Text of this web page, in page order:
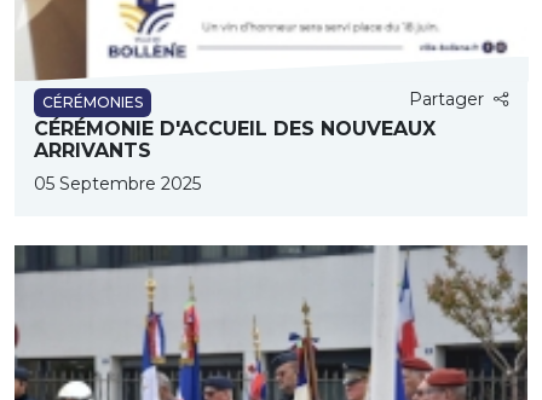
CÉRÉMONIES Partager
CÉRÉMONIE D'ACCUEIL DES NOUVEAUX
ARRIVANTS
05 Septembre 2025